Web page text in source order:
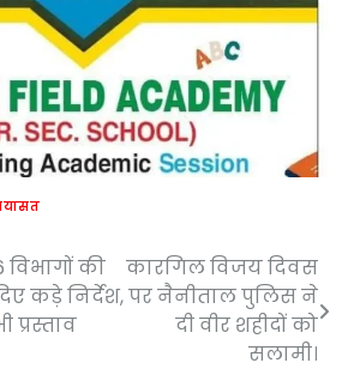
की
कड़े निर्देश,
कारगिल विजय दिवस
पर नैनीताल पुलिस ने
दी वीर शहीदों को
सलामी।